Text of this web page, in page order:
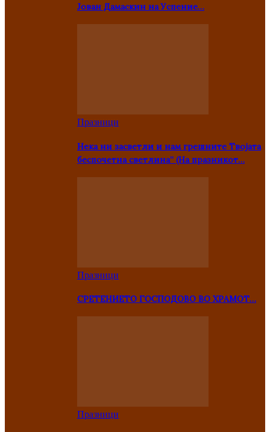
Јован Дамаскин на Успение…
Празници
Нека ни засветли и нам грешните Твојата
беспочетна светлина” (На празникот…
Празници
СРЕТЕНИЕТО ГОСПОДОВО ВО ХРАМОТ…
Празници